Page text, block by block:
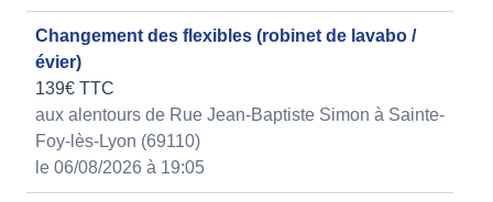
Changement des flexibles (robinet de lavabo /
évier)
139€ TTC
aux alentours de Rue Jean-Baptiste Simon à Sainte-
Foy-lès-Lyon (69110)
le 06/08/2026 à 19:05